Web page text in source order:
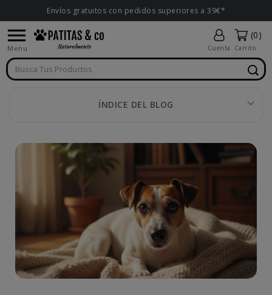
Envíos gratuitos con pedidos superiores a 39€*

Menu Cuenta
(0)
Carrito
ÍNDICE DEL BLOG